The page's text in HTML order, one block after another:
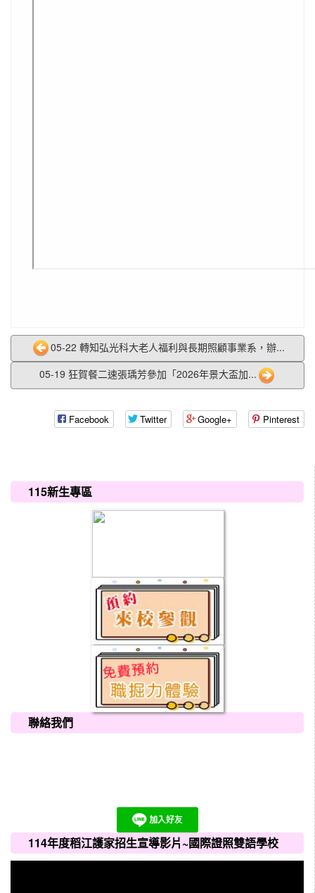
05-22 轉知弘光科大老人福利與長期照顧事業系，辦...
05-19 狂賀餐二速張瑀芳參加「2026年景大盃加...
Facebook Twitter Google+ Pinterest
115新生專區
聯絡我們
114年度稻江護家招生宣導影片~國際證照雙語學校